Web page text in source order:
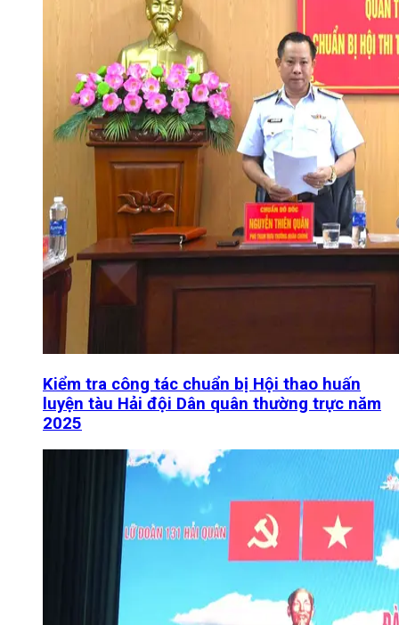
Kiểm tra công tác chuẩn bị Hội thao huấn
luyện tàu Hải đội Dân quân thường trực năm
2025